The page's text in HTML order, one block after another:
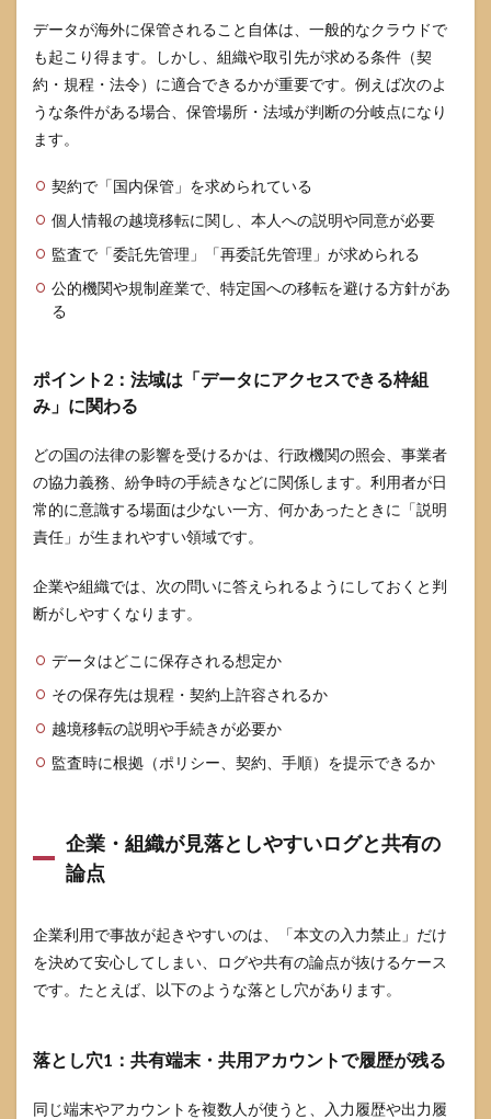
データが海外に保管されること自体は、一般的なクラウドで
も起こり得ます。しかし、組織や取引先が求める条件（契
約・規程・法令）に適合できるかが重要です。例えば次のよ
うな条件がある場合、保管場所・法域が判断の分岐点になり
ます。
契約で「国内保管」を求められている
個人情報の越境移転に関し、本人への説明や同意が必要
監査で「委託先管理」「再委託先管理」が求められる
公的機関や規制産業で、特定国への移転を避ける方針があ
る
ポイント2：法域は「データにアクセスできる枠組
み」に関わる
どの国の法律の影響を受けるかは、行政機関の照会、事業者
の協力義務、紛争時の手続きなどに関係します。利用者が日
常的に意識する場面は少ない一方、何かあったときに「説明
責任」が生まれやすい領域です。
企業や組織では、次の問いに答えられるようにしておくと判
断がしやすくなります。
データはどこに保存される想定か
その保存先は規程・契約上許容されるか
越境移転の説明や手続きが必要か
監査時に根拠（ポリシー、契約、手順）を提示できるか
企業・組織が見落としやすいログと共有の
論点
企業利用で事故が起きやすいのは、「本文の入力禁止」だけ
を決めて安心してしまい、ログや共有の論点が抜けるケース
です。たとえば、以下のような落とし穴があります。
落とし穴1：共有端末・共用アカウントで履歴が残る
同じ端末やアカウントを複数人が使うと、入力履歴や出力履